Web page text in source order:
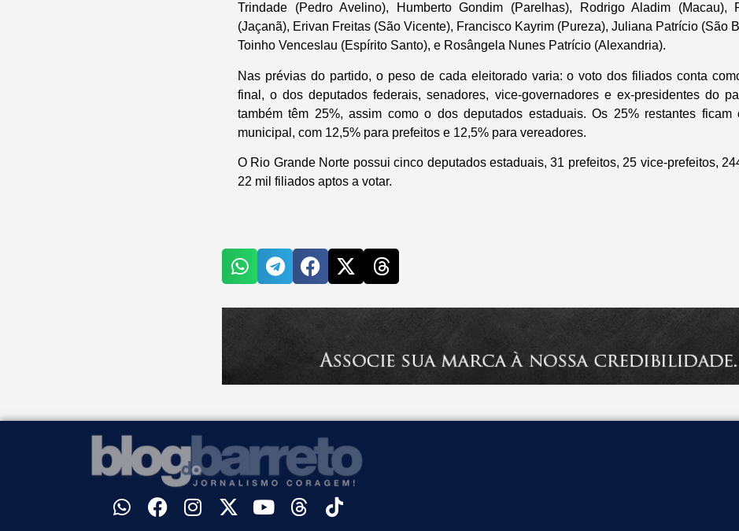
Trindade (Pedro Avelino), Humberto Gondim (Parelhas), Rodrigo Aladim (Macau),
(Jaçanã), Erivan Freitas (São Vicente), Francisco Kayrim (Pureza), Juliana Patrício (São
Toinho Venceslau (Espírito Santo), e Rosângela Nunes Patrício (Alexandria).
Nas prévias do partido, o peso de cada eleitorado varia: o voto dos filiados conta
final, o dos deputados federais, senadores, vice-governadores e ex-presidentes do
também têm 25%, assim como o dos deputados estaduais. Os 25% restantes ficam
municipal, com 12,5% para prefeitos e 12,5% para vereadores.
O Rio Grande Norte possui cinco deputados estaduais, 31 prefeitos, 25 vice-prefeitos,
22 mil filiados aptos a votar.